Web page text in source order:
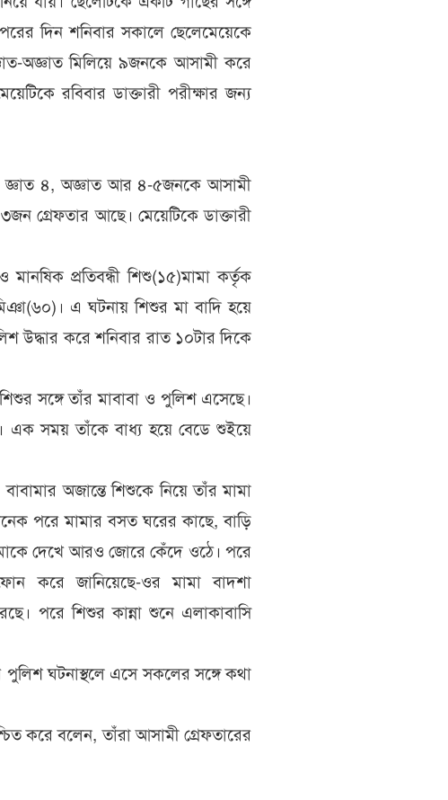
দিন শনিবার সকালে ছেলেমেয়েকে
অজ্ঞাত মিলিয়ে ৯জনকে আসামী করে
রবিবার ডাক্তারী পরীক্ষার জন্য
জ্ঞাত ৪, অজ্ঞাত আর ৪-৫জনকে আসামী
গ্রেফতার আছে। মেয়েটিকে ডাক্তারী
প্রতিবন্ধী শিশু(১৫)মামা কর্তৃক
এ ঘটনায় শিশুর মা বাদি হয়ে
উদ্ধার করে শনিবার রাত ১০টার দিকে
সঙ্গে তাঁর মাবাবা ও পুলিশ এসেছে।
এক সময় তাঁকে বাধ্য হয়ে বেডে শুইয়ে
অজান্তে শিশুকে নিয়ে তাঁর মামা
পরে মামার বসত ঘরের কাছে, বাড়ি
দেখে আরও জোরে কেঁদে ওঠে। পরে
করে জানিয়েছে-ওর মামা বাদশা
পরে শিশুর কান্না শুনে এলাকাবাসি
ঘটনাস্থলে এসে সকলের সঙ্গে কথা
করে বলেন, তাঁরা আসামী গ্রেফতারের